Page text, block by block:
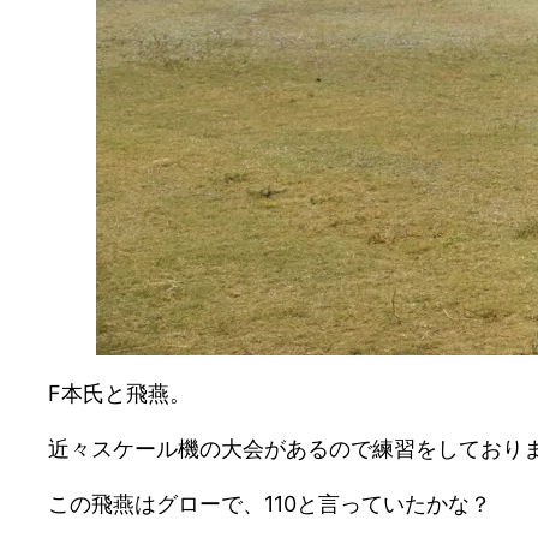
F本氏と飛燕。
近々スケール機の大会があるので練習をしており
この飛燕はグローで、110と言っていたかな？